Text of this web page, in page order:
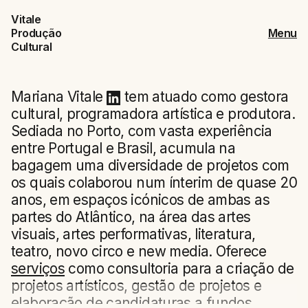
Vitale
Produção
Cultural
Menu
Mariana Vitale
tem atuado como gestora
cultural, programadora artística e produtora.
Sediada no Porto, com vasta experiência
entre Portugal e Brasil, acumula na
bagagem uma diversidade de projetos com
os quais colaborou num ínterim de quase 20
anos, em espaços icónicos de ambas as
partes do Atlântico, na área das artes
visuais, artes performativas, literatura,
teatro, novo circo e new media. Oferece
serviços como consultoria para a criação de
projetos artísticos, gestão de projetos e
elaboração de candidaturas a fundos.